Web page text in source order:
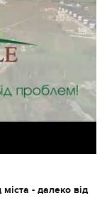
- далеко від